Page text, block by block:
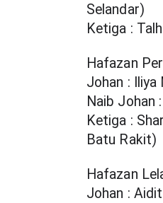
Selandar)
Ketiga :
Hafazan
Johan :
Naib Johan
Ketiga :
Batu Rakit)
Hafazan
Johan :